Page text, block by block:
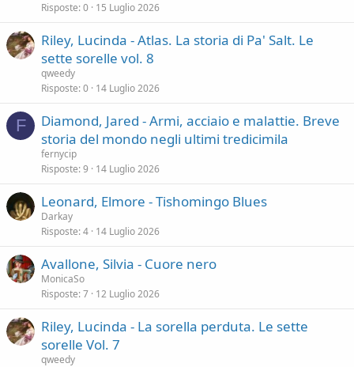
Risposte 0 15 Luglio 2026
Riley, Lucinda - Atlas. La storia di Pa' Salt. Le
sette sorelle vol. 8
qweedy
Risposte 0 14 Luglio 2026
F
Diamond, Jared - Armi, acciaio e malattie. Breve
storia del mondo negli ultimi tredicimila
fernycip
Risposte 9 14 Luglio 2026
Leonard, Elmore - Tishomingo Blues
Darkay
Risposte 4 14 Luglio 2026
Avallone, Silvia - Cuore nero
MonicaSo
Risposte 7 12 Luglio 2026
Riley, Lucinda - La sorella perduta. Le sette
sorelle Vol. 7
qweedy